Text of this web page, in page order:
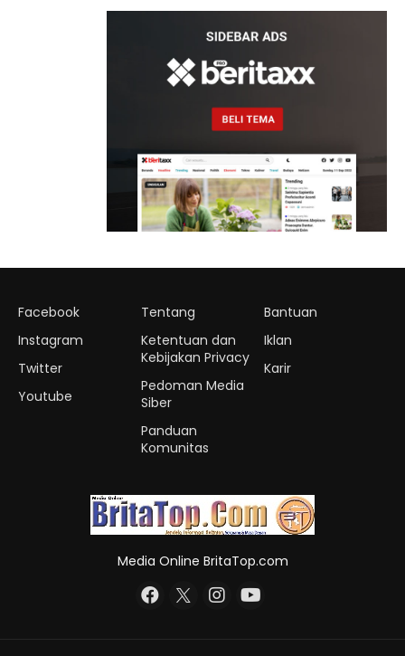
Ruang Tumbuh
Generasi Penjaga
Facebook
Instagram
Twitter
Youtube
Tentang
Ketentuan dan
Kebijakan Privacy
Pedoman Media
Siber
Panduan
Komunitas
Bantuan
Iklan
Karir
Media Online BritaTop.com